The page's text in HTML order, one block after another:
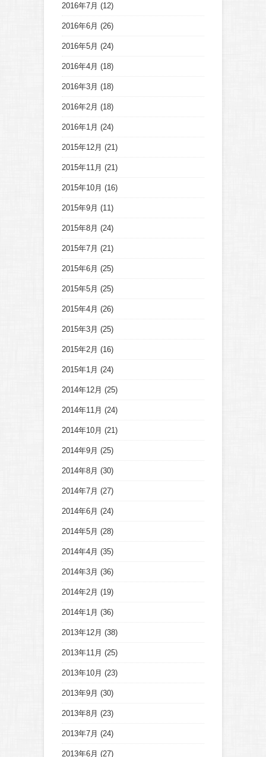
2016年7月 (12)
2016年6月 (26)
2016年5月 (24)
2016年4月 (18)
2016年3月 (18)
2016年2月 (18)
2016年1月 (24)
2015年12月 (21)
2015年11月 (21)
2015年10月 (16)
2015年9月 (11)
2015年8月 (24)
2015年7月 (21)
2015年6月 (25)
2015年5月 (25)
2015年4月 (26)
2015年3月 (25)
2015年2月 (16)
2015年1月 (24)
2014年12月 (25)
2014年11月 (24)
2014年10月 (21)
2014年9月 (25)
2014年8月 (30)
2014年7月 (27)
2014年6月 (24)
2014年5月 (28)
2014年4月 (35)
2014年3月 (36)
2014年2月 (19)
2014年1月 (36)
2013年12月 (38)
2013年11月 (25)
2013年10月 (23)
2013年9月 (30)
2013年8月 (23)
2013年7月 (24)
2013年6月 (27)